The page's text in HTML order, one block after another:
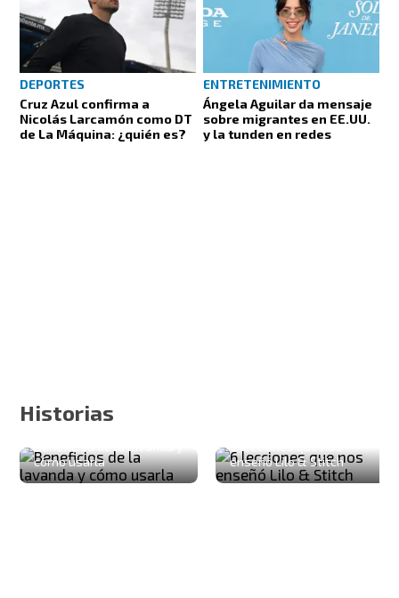
DEPORTES
Cruz Azul confirma a
Nicolás Larcamón como DT
de La Máquina: ¿quién es?
ENTRETENIMIENTO
Ángela Aguilar da mensaje
sobre migrantes en EE.UU.
y la tunden en redes
Historias
cómo usarla
enseñó Lilo & Stitch